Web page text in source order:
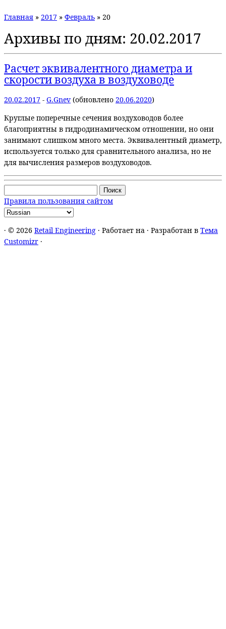
Главная » 2017 » Февраль » 20
Архивы по дням: 20.02.2017
Расчет эквивалентного диаметра и
скорости воздуха в воздуховоде
20.02.2017 - G.Gnev (обновлено 20.06.2020)
Круглые поперечные сечения воздуховодов более
благоприятны в гидродинамическом отношении, но они
занимают слишком много места. Эквивалентный диаметр,
используется только для сравнительного анализа, но не
для вычисления размеров воздуховодов.
Правила пользования сайтом
· © 2026 Retail Engineering · Работает на · Разработан в Тема
Customizr ·